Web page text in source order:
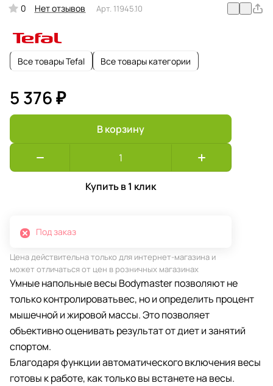
0 Нет отзывов Арт. 11945.10
Все товары Tefal Все товары категории
5 376 ₽
В корзину
Купить в 1 клик
Под заказ
Цена действительна только для интернет-магазина и
может отличаться от цен в розничных магазинах
Умные напольные весы Bodymaster позволяют не
только контролироватьвес, но и определить процент
мышечной и жировой массы. Это позволяет
объективно оценивать результат от диет и занятий
спортом.
Благодаря функции автоматического включения весы
готовы к работе, как только вы встанете на весы.